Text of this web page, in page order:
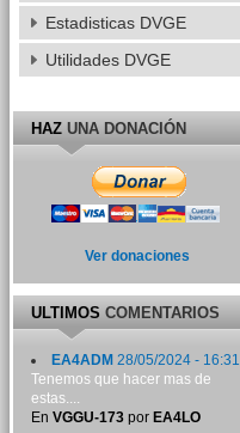
Estadisticas DVGE
Utilidades DVGE
HAZUNA DONACIÓN
Ver donaciones
ULTIMOSCOMENTARIOS
EA4ADM 28/05/2024 - 16:31
Tenemos que hacer mas de
estas....
En VGGU-173por EA4LO